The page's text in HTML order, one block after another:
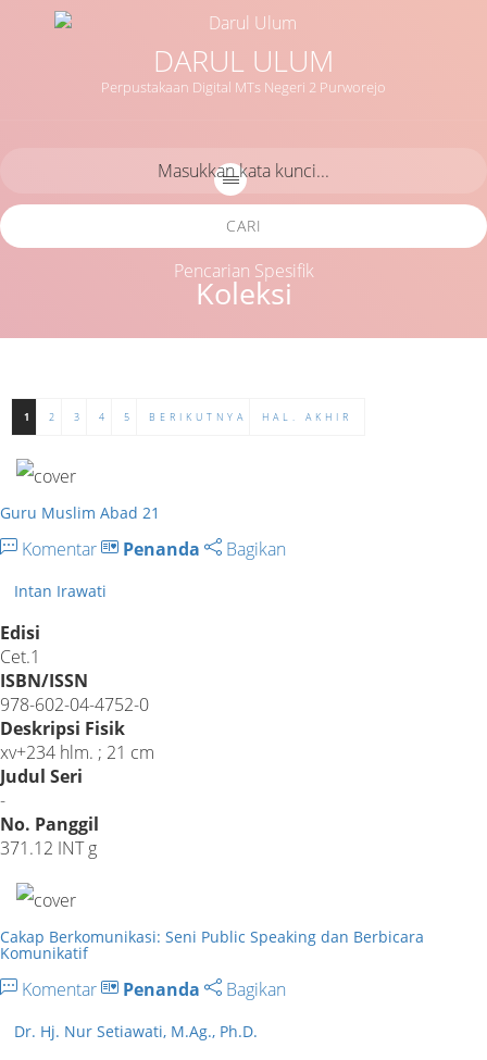
DARUL ULUM
Perpustakaan Digital MTs Negeri 2 Purworejo
Koleksi
CARI
Pencarian Spesifik
1 2 3 4 5 BERIKUTNYA HAL. AKHIR
Guru Muslim Abad 21
Komentar Penanda Bagikan
Intan Irawati
Edisi
Cet.1
ISBN/ISSN
978-602-04-4752-0
Deskripsi Fisik
xv+234 hlm. ; 21 cm
Judul Seri
-
No. Panggil
371.12 INT g
Cakap Berkomunikasi: Seni Public Speaking dan Berbicara
Komunikatif
Komentar Penanda Bagikan
Dr. Hj. Nur Setiawati, M.Ag., Ph.D.